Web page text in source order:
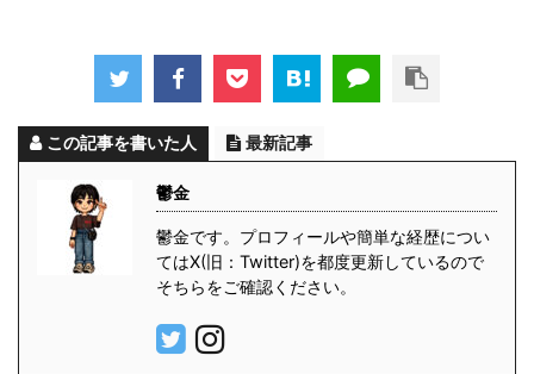
この記事を書いた人 最新記事
鬱金
鬱金です。プロフィールや簡単な経歴につい
てはX(旧：Twitter)を都度更新しているので
そちらをご確認ください。